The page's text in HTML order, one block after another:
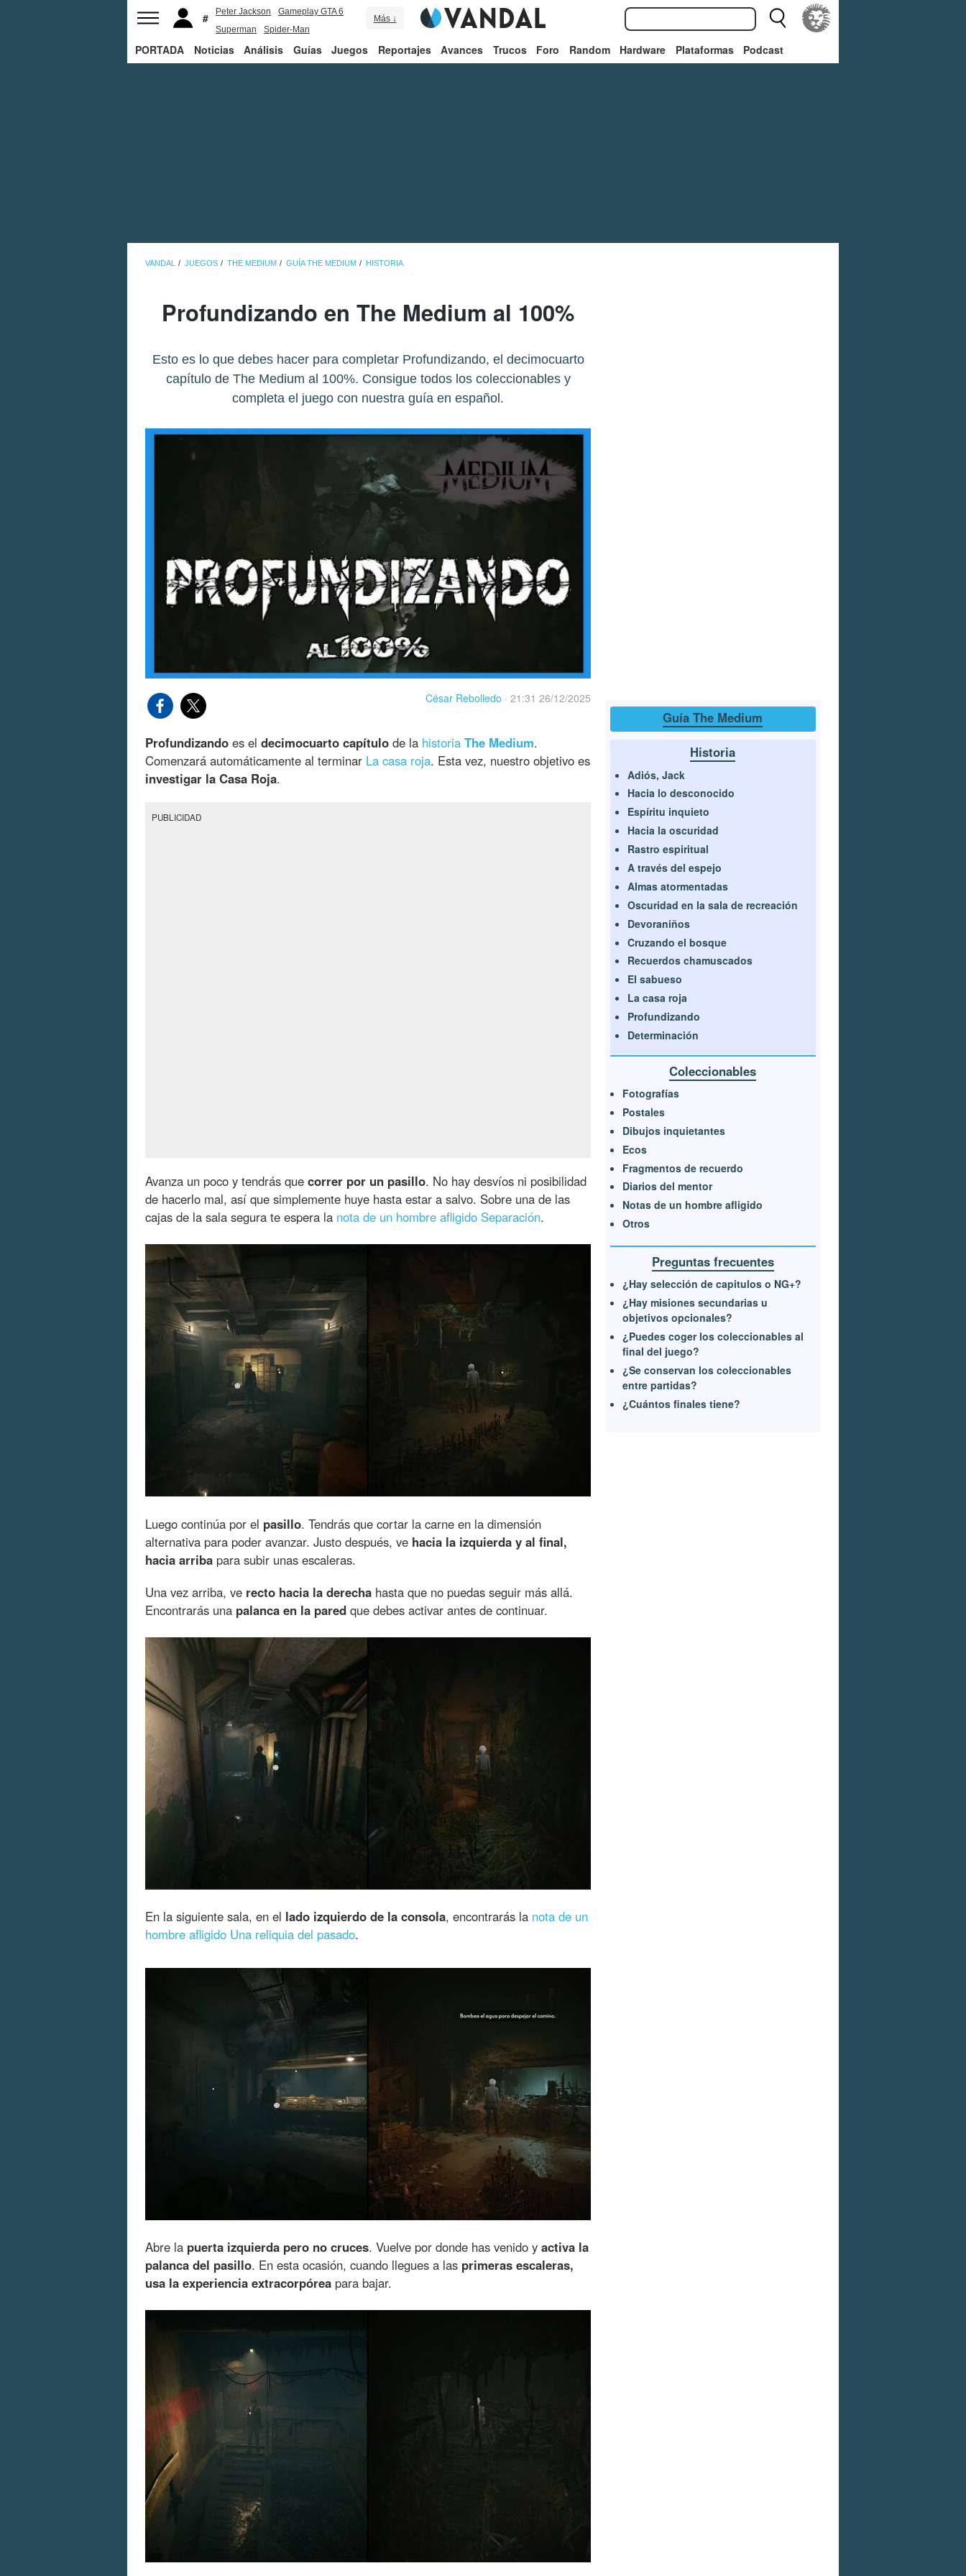
Peter Jackson
Gameplay GTA 6
Superman
Spider-Man
Más ↓
PORTADA Noticias Análisis Guías Juegos Reportajes Avances Trucos Foro Random Hardware Plataformas Podcast
VANDAL JUEGOS THE MEDIUM GUÍA THE MEDIUM HISTORIA
Profundizando en The Medium al 100%
Esto es lo que debes hacer para completar Profundizando, el decimocuarto
capítulo de The Medium al 100%. Consigue todos los coleccionables y
completa el juego con nuestra guía en español.
César Rebolledo · 21:31 26/12/2025
Profundizando es el decimocuarto capítulo de la historia The Medium.
Comenzará automáticamente al terminar La casa roja. Esta vez, nuestro objetivo es
investigar la Casa Roja.
PUBLICIDAD
Avanza un poco y tendrás que correr por un pasillo. No hay desvíos ni posibilidad
de hacerlo mal, así que simplemente huye hasta estar a salvo. Sobre una de las
cajas de la sala segura te espera la nota de un hombre afligido Separación.
Luego continúa por el pasillo. Tendrás que cortar la carne en la dimensión
alternativa para poder avanzar. Justo después, ve hacia la izquierda y al final,
hacia arriba para subir unas escaleras.
Una vez arriba, ve recto hacia la derecha hasta que no puedas seguir más allá.
Encontrarás una palanca en la pared que debes activar antes de continuar.
En la siguiente sala, en el lado izquierdo de la consola, encontrarás la nota de un
hombre afligido Una reliquia del pasado.
Abre la puerta izquierda pero no cruces. Vuelve por donde has venido y activa la
palanca del pasillo. En esta ocasión, cuando llegues a las primeras escaleras,
usa la experiencia extracorpórea para bajar.
Guía The Medium
Historia
Adiós, Jack
Hacia lo desconocido
Espíritu inquieto
Hacia la oscuridad
Rastro espiritual
A través del espejo
Almas atormentadas
Oscuridad en la sala de recreación
Devoraniños
Cruzando el bosque
Recuerdos chamuscados
El sabueso
La casa roja
Profundizando
Determinación
Coleccionables
Fotografías
Postales
Dibujos inquietantes
Ecos
Fragmentos de recuerdo
Diarios del mentor
Notas de un hombre afligido
Otros
Preguntas frecuentes
¿Hay selección de capitulos o NG+?
¿Hay misiones secundarias u
objetivos opcionales?
¿Puedes coger los coleccionables al
final del juego?
¿Se conservan los coleccionables
entre partidas?
¿Cuántos finales tiene?